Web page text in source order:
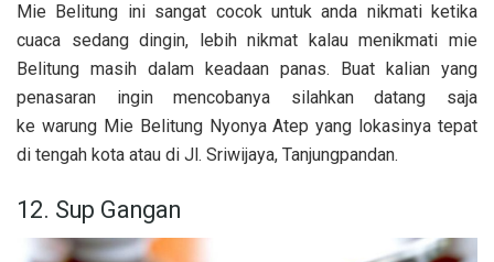
Mie Belitung ini sangat cocok untuk anda nikmati ketika
cuaca sedang dingin, lebih nikmat kalau menikmati mie
Belitung masih dalam keadaan panas. Buat kalian yang
penasaran ingin mencobanya silahkan datang saja
ke warung Mie Belitung Nyonya Atep yang lokasinya tepat
di tengah kota atau di Jl. Sriwijaya, Tanjungpandan.
12. Sup Gangan